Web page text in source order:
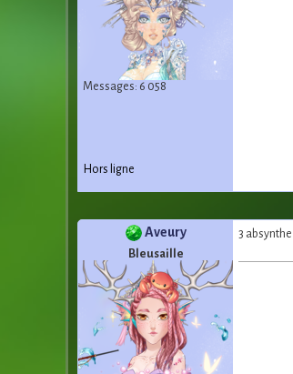
Messages: 6 058
Hors ligne
Aveury
Bleusaille
3 absynthe